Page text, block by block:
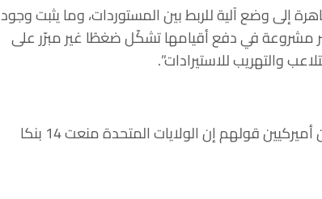
إلى وضع آلية للربط بين المستوردات، وما يثبت وجود
مشروعة في دفع أقيامها تشكّل ضغطًا غير مبرّر على
والتهريب للاستيرادات”.
وكانت صحيفة وول ستريت جورنال، قد نقلت الأربعاء، عن مسؤولين أميركيين قولهم إن الولايات المتحدة منعت 14 بنكا